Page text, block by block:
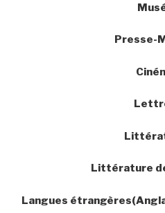
Presse-
Littérature
Langues